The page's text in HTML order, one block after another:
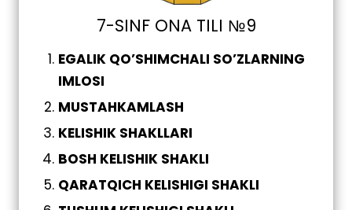
7-SINF ONA TILI №9
EGALIK QO’SHIMCHALI SO’ZLARNING
IMLOSI
MUSTAHKAMLASH
KELISHIK SHAKLLARI
BOSH KELISHIK SHAKLI
QARATQICH KELISHIGI SHAKLI